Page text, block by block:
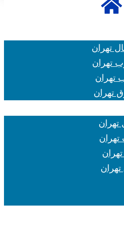
تهران
تهران
تهران
تهران
تهران
تهران